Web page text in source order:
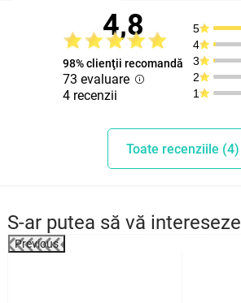
4,8
98% clienţii recomandă
73 evaluare
4 recenzii
5
4
3
2
1
Toate recenziile (4)
S-ar putea să vă intereseze
Previous